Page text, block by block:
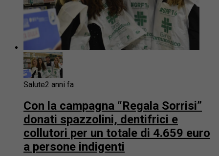
Salute2 anni fa
Con la campagna “Regala Sorrisi”
donati spazzolini, dentifrici e
collutori per un totale di 4.659 euro
a persone indigenti